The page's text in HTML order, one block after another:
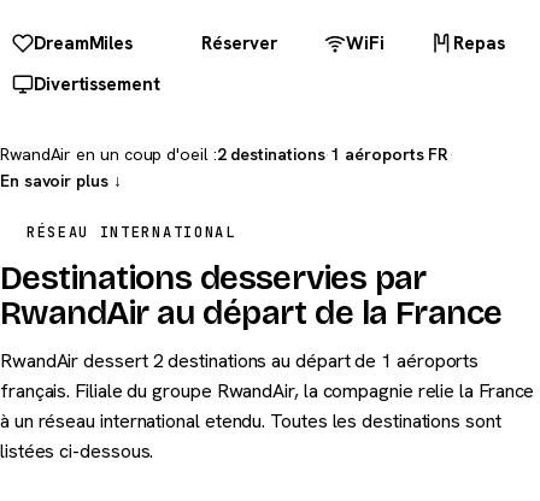
DreamMiles Réserver WiFi
Repas
Divertissement
RwandAir en un coup d'oeil :2 destinations·1 aéroports FR·
En savoir plus ↓
RÉSEAU INTERNATIONAL
Destinations desservies par
RwandAir au départ de la France
RwandAir dessert 2 destinations au départ de 1 aéroports
français. Filiale du groupe RwandAir, la compagnie relie la France
à un réseau international etendu. Toutes les destinations sont
listées ci-dessous.